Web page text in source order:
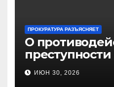
ПРОКУРАТУРА РАЗЪЯСНЯЕТ
О
преступности
нарушению их
ИЮН 30, 2026